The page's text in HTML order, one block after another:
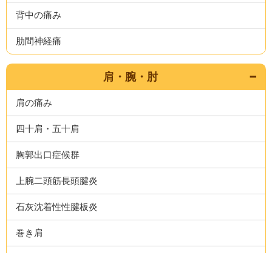
背中の痛み
肋間神経痛
肩・腕・肘
肩の痛み
四十肩・五十肩
胸郭出口症候群
上腕二頭筋長頭腱炎
石灰沈着性性腱板炎
巻き肩